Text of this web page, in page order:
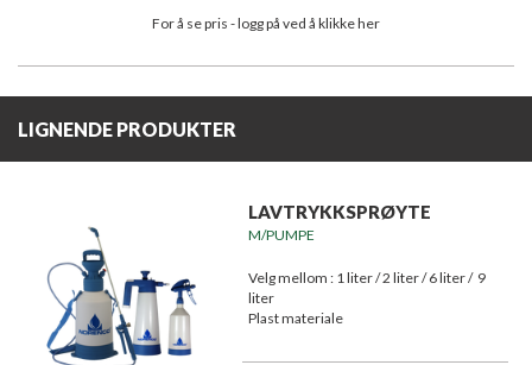
For å se pris - logg på ved å klikke her
LIGNENDE PRODUKTER
LAVTRYKKSPRØYTE
M/PUMPE
Velg mellom : 1 liter / 2 liter / 6 liter / 9
liter
Plast materiale